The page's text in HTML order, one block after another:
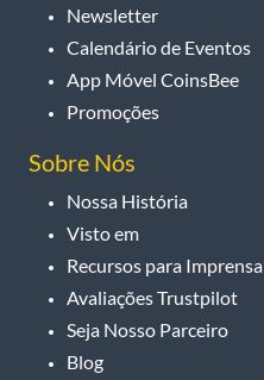
Newsletter
Calendário de Eventos
App Móvel CoinsBee
Promoções
Sobre Nós
Nossa História
Visto em
Recursos para Imprensa
Avaliações Trustpilot
Seja Nosso Parceiro
Blog